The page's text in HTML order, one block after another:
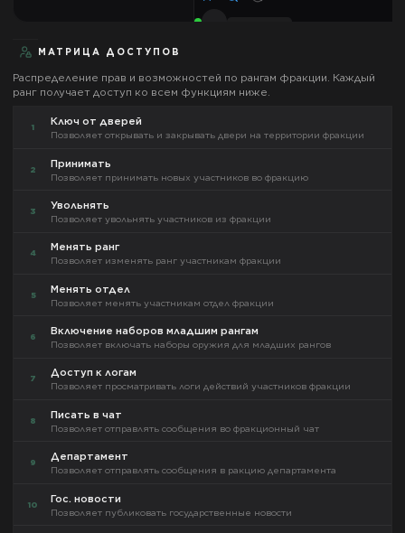
МАТРИЦА ДОСТУПОВ
Распределение прав и возможностей по рангам фракции. Каждый
ранг получает доступ ко всем функциям ниже.
1 Ключ от дверей
Позволяет открывать и закрывать двери на территории фракции
2 Принимать
Позволяет принимать новых участников во фракцию
3 Увольнять
Позволяет увольнять участников из фракции
4 Менять ранг
Позволяет изменять ранг участникам фракции
5 Менять отдел
Позволяет менять участникам отдел фракции
6 Включение наборов младшим рангам
Позволяет включать наборы оружия для младших рангов
7 Доступ к логам
Позволяет просматривать логи действий участников фракции
8 Писать в чат
Позволяет отправлять сообщения во фракционный чат
9 Департамент
Позволяет отправлять сообщения в ракцию департамента
10 Гос. новости
Позволяет публиковать государственные новости